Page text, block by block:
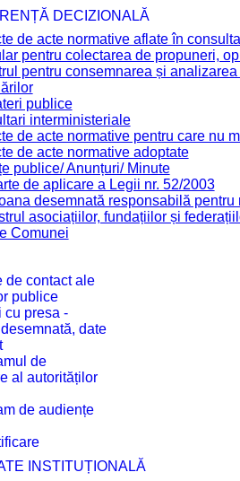
DECIZIONALĂ
de acte normative aflate în
pentru colectarea de propuneri,
pentru consemnarea și
publice
interministeriale
de acte normative pentru care nu
de acte normative adoptate
publice/ Anunțuri/ Minute
de aplicare a Legii nr. 52/2003
desemnată responsabilă
asociațiilor, fundațiilor și
Comunei
de contact ale
publice
cu presa -
date
de
al autorităților
de audiențe
INSTITUȚIONALĂ